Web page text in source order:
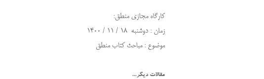
کارگاه مجازی منطق:
زمان : دوشنبه 18 / 11 / 1400
موضوع : مباحث کتاب منطق
مقالات دیگر...